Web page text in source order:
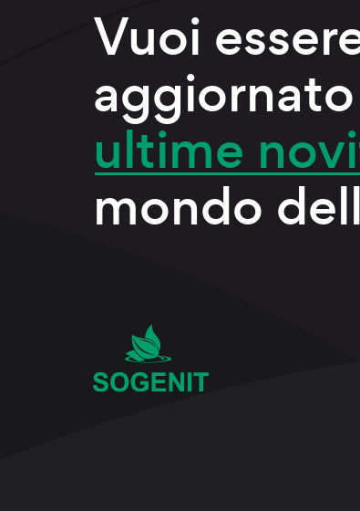
Vuoi
ultime
mondo